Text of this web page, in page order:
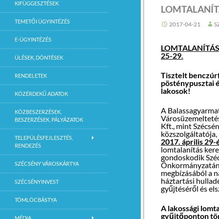
2017-04-21
25-29.
Tisztelt
pösténypusztai
lakosok!
A
Kft., mint
közszolgáltatója,
2017. április 29-
lomtalanítás
gondoskodik
megbízásából a
háztartási
gyűjtéséről és
A lakossági
gyűjtőponton
navigációja
KIFÜGGESZTÉSEK
TEMETŐI ÜGYINTÉZÉS
E-ÜGYINTÉZÉS
ÜLÉSEK, DÖNTÉSEK
RENDELETEK
KÖZÉRDEKŰ ADATOK
KÖZBESZERZÉSEK,
BESZERZÉSEK, PÁLYÁZATOK
TELEPÜLÉSFEJLESZTÉS,
RENDEZÉS
SZÉCSÉNY VÁROSKÁRTYA
SZÉCSÉNYINVEST
TÖMLÖCBÁSTYA